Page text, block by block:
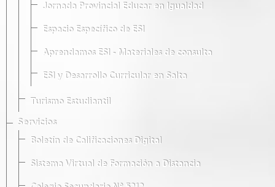
Jornada Provincial Educar en Igualdad
Espacio Específico de ESI
Aprendamos ESI - Materiales de consulta
ESI y Desarrollo Curricular en Salta
Turismo Estudiantil
Servicios
Boletín de Calificaciones Digital
Sistema Virtual de Formación a Distancia